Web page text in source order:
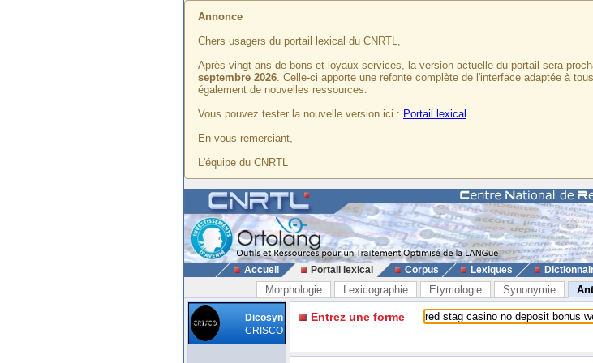
Annonce
Chers usagers du portail lexical du CNRTL,
Après vingt ans de bons et loyaux services, la version actuelle du portail sera
septembre 2026. Celle-ci apporte une refonte complète de l'interface adaptée à
également de nouvelles ressources.
Vous pouvez tester la nouvelle version ici : Portail lexical
En vous remerciant,
L'équipe du CNRTL
Accueil Portail lexical Corpus Lexiques
Morphologie Lexicographie Etymologie Synonymie
Dicosyn
CRISCO
Entrez une forme